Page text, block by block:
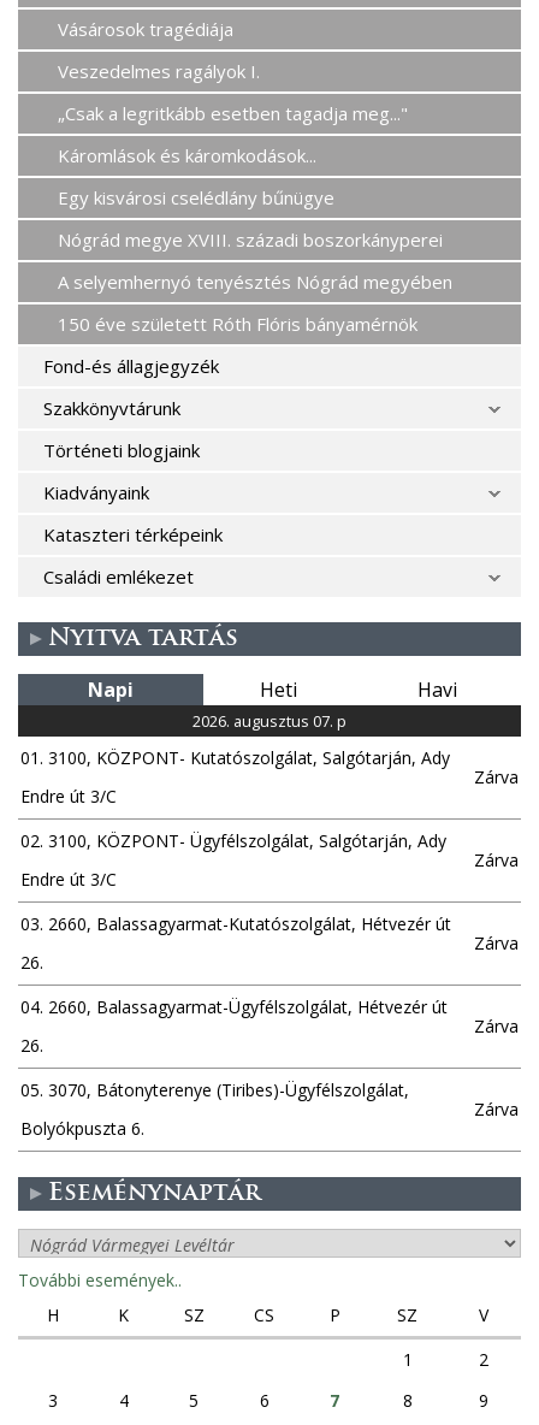
Vásárosok tragédiája
Veszedelmes ragályok I.
„Csak a legritkább esetben tagadja meg..."
Káromlások és káromkodások...
Egy kisvárosi cselédlány bűnügye
Nógrád megye XVIII. századi boszorkányperei
A selyemhernyó tenyésztés Nógrád megyében
150 éve született Róth Flóris bányamérnök
Fond-és állagjegyzék
Szakkönyvtárunk
Történeti blogjaink
Kiadványaink
Kataszteri térképeink
Családi emlékezet
Nyitva tartás
Napi Heti Havi
2026. augusztus 07. p
01. 3100, KÖZPONT- Kutatószolgálat, Salgótarján, Ady
Endre út 3/C
Zárva
02. 3100, KÖZPONT- Ügyfélszolgálat, Salgótarján, Ady
Endre út 3/C
Zárva
03. 2660, Balassagyarmat-Kutatószolgálat, Hétvezér út
26.
Zárva
04. 2660, Balassagyarmat-Ügyfélszolgálat, Hétvezér út
26.
Zárva
05. 3070, Bátonyterenye (Tiribes)-Ügyfélszolgálat,
Bolyókpuszta 6.
Zárva
Eseménynaptár
További események..
H
K SZ CS P SZ
V
1
2
3
4 5 6 7 8
9